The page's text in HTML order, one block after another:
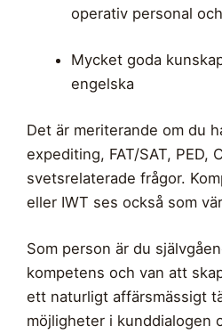
operativ personal
Mycket goda
engelska
Det är meriterande om du
expediting, FAT/SAT, PED,
svetsrelaterade frågor.
eller IWT ses också som
Som person är du
kompetens och van att
ett naturligt affärsmässigt
möjligheter i kunddialogen